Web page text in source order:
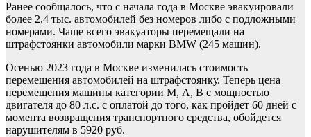
Ранее сообщалось, что с начала года в Москве эвакуировали
более 2,4 тыс. автомобилей без номеров либо с подложными
номерами. Чаще всего эвакуаторы перемещали на
штрафстоянки автомобили марки BMW (245 машин).
Осенью 2023 года в Москве изменилась стоимость
перемещения автомобилей на штрафстоянку. Теперь цена
перемещения машины категории М, А, В с мощностью
двигателя до 80 л.с. с оплатой до того, как пройдет 60 дней с
момента возвращения транспортного средства, обойдется
нарушителям в 5920 руб.